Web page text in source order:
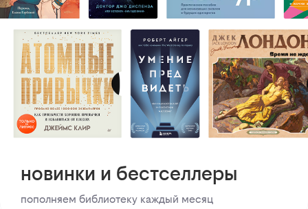
новинки и бестселлеры
пополняем библиотеку каждый месяц